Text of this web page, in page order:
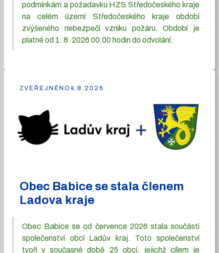
podmínkám a požadavku HZS Středočeského kraje
na celém území Středočeského kraje období
zvýšeného nebezpečí vzniku požáru. Období je
platné od 1. 8. 2026 00:00 hodin do odvolání.
Obec Babice se stala členem
Ladova kraje
Obec Babice se od července 2026 stala součástí
společenství obcí Ladův kraj. Toto společenství
tvoří v současné době 25 obcí, jejichž cílem je
ZVEŘEJNĚNO 4.8.2026